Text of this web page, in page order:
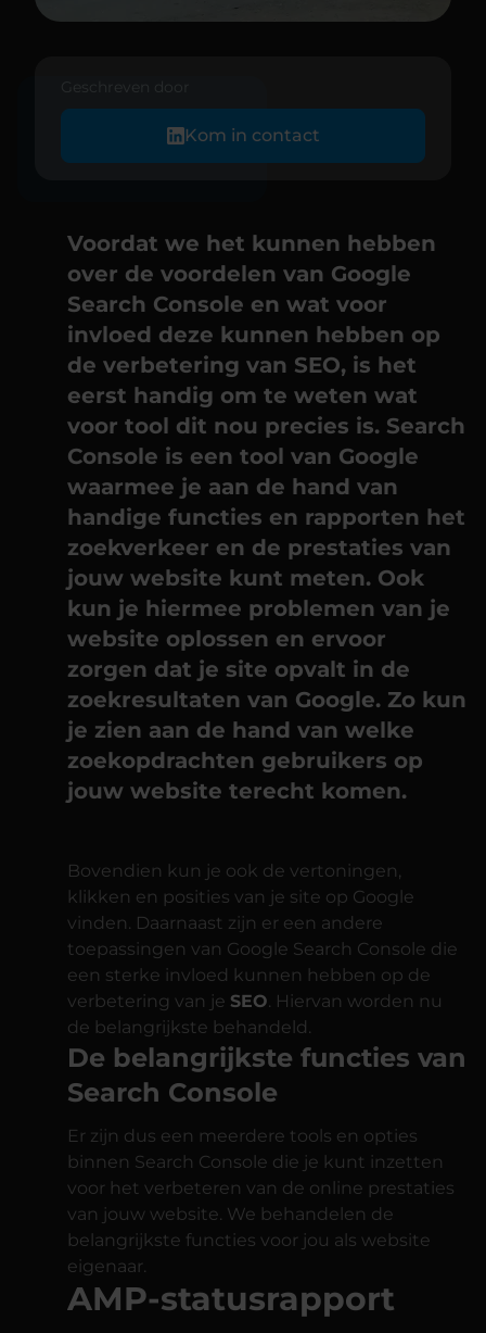
Geschreven door
Kom in contact
INHOUDSOPGAVE
Voordat we het kunnen hebben
over de voordelen van Google
Search Console en wat voor
invloed deze kunnen hebben op
de verbetering van SEO, is het
eerst handig om te weten wat
voor tool dit nou precies is. Search
Console is een tool van Google
waarmee je aan de hand van
handige functies en rapporten het
zoekverkeer en de prestaties van
jouw website kunt meten. Ook
kun je hiermee problemen van je
website oplossen en ervoor
zorgen dat je site opvalt in de
zoekresultaten van Google. Zo kun
je zien aan de hand van welke
zoekopdrachten gebruikers op
jouw website terecht komen.
Bovendien kun je ook de vertoningen,
klikken en posities van je site op Google
vinden. Daarnaast zijn er een andere
toepassingen van Google Search Console die
een sterke invloed kunnen hebben op de
verbetering van je SEO. Hiervan worden nu
de belangrijkste behandeld.
De belangrijkste functies van
Search Console
Er zijn dus een meerdere tools en opties
binnen Search Console die je kunt inzetten
voor het verbeteren van de online prestaties
van jouw website. We behandelen de
belangrijkste functies voor jou als website
eigenaar.
AMP-statusrapport